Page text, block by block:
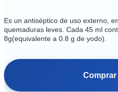
Es un antiséptico de uso externo,
quemaduras leves. Cada 45 ml
8g(equivalente a 0.8 g de yodo).
Comprar